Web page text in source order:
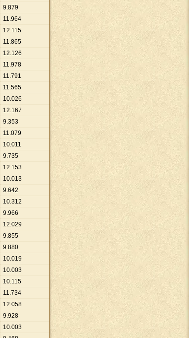
9.879
11.964
12.115
11.865
12.126
11.978
11.791
11.565
10.026
12.167
9.353
11.079
10.011
9.735
12.153
10.013
9.642
10.312
9.966
12.029
9.855
9.880
10.019
10.003
10.115
11.734
12.058
9.928
10.003